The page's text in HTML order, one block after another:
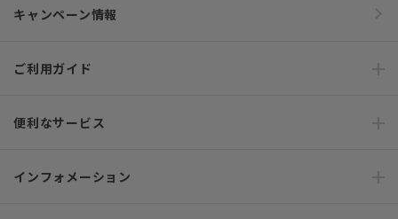
キャンペーン情報
ご利用ガイド
便利なサービス
インフォメーション